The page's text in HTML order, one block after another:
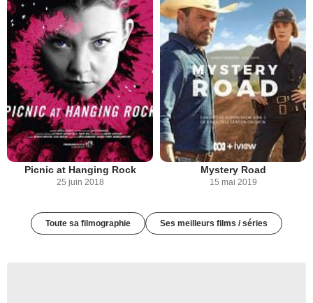
Picnic at Hanging Rock
25 juin 2018
Mystery Road
15 mai 2019
Toute sa filmographie Ses meilleurs films / séries